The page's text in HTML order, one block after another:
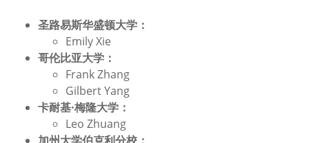
圣路易斯华盛顿大学：
Emily Xie
哥伦比亚大学：
Frank Zhang
Gilbert Yang
卡耐基·梅隆大学：
Leo Zhuang